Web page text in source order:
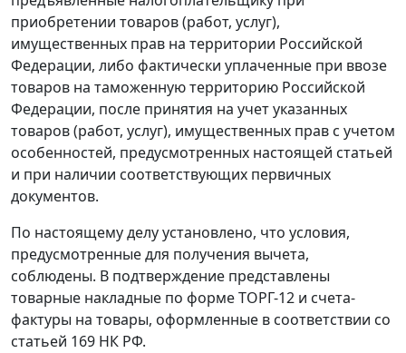
приобретении товаров (работ, услуг),
имущественных прав на территории Российской
Федерации, либо фактически уплаченные при ввозе
товаров на таможенную территорию Российской
Федерации, после принятия на учет указанных
товаров (работ, услуг), имущественных прав с учетом
особенностей, предусмотренных настоящей статьей
и при наличии соответствующих первичных
документов.
По настоящему делу установлено, что условия,
предусмотренные для получения вычета,
соблюдены. В подтверждение представлены
товарные накладные по форме ТОРГ-12 и счета-
фактуры на товары, оформленные в соответствии со
статьей 169 НК РФ.